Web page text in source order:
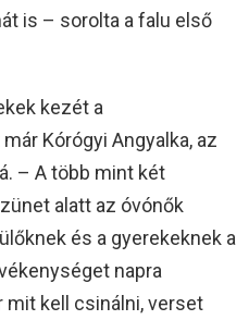
is – sorolta a falu első
kezét a
Kórógyi Angyalka, az
– A több mint két
alatt az óvónők
és a gyerekeknek a
napra
mit kell csinálni, verset